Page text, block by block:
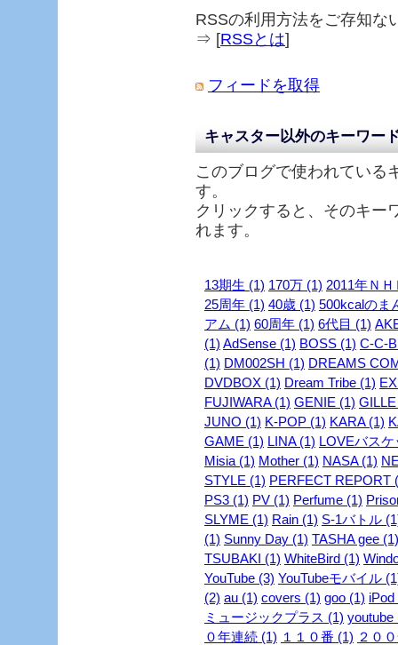
RSSの利用方法をご存知な
⇒ [RSSとは]
フィードを取得
キャスター以外のキーワー
このブログで使われている
す。
クリックすると、そのキー
れます。
13期生 (1) 170万 (1) 2011年Ｎ
25周年 (1) 40歳 (1) 500kcalのま
アム (1) 60周年 (1) 6代目 (1)
(1) AdSense (1) BOSS (1) C-C-
(1) DM002SH (1) DREAMS
DVDBOX (1) Dream Tribe (1)
FUJIWARA (1) GENIE (1)
JUNO (1) K-POP (1) KARA (1)
GAME (1) LINA (1) LOVEバスケ
Misia (1) Mother (1) NASA (1)
STYLE (1) PERFECT REPORT
PS3 (1) PV (1) Perfume (1)
SLYME (1) Rain (1) S-1バトル
(1) Sunny Day (1) TASHA gee (1)
TSUBAKI (1) WhiteBird (1)
YouTube (3) YouTubeモバイル
(2) au (1) covers (1) goo (1) iPod
ミュージックプラス (1) youtube
０年連続 (1) １１０番 (1) ２０